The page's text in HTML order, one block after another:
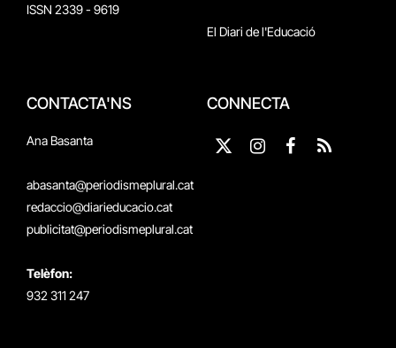
ISSN 2339 - 9619
El Diari de l'Educació
CONTACTA'NS
Ana Basanta
abasanta@periodismeplural.cat
redaccio@diarieducacio.cat
publicitat@periodismeplural.cat
Telèfon:
932 311 247
CONNECTA
X
Instagram
Facebook
RSS